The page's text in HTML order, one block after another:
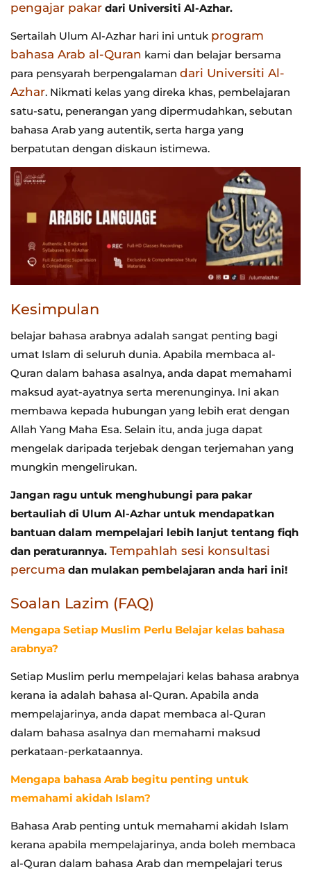
pengajar pakar dari Universiti Al-Azhar.
Sertailah Ulum Al-Azhar hari ini untuk program
bahasa Arab al-Quran kami dan belajar bersama
para pensyarah berpengalaman dari Universiti Al-
Azhar. Nikmati kelas yang direka khas, pembelajaran
satu-satu, penerangan yang dipermudahkan, sebutan
bahasa Arab yang autentik, serta harga yang
berpatutan dengan diskaun istimewa.
Kesimpulan
belajar bahasa arabnya adalah sangat penting bagi
umat Islam di seluruh dunia. Apabila membaca al-
Quran dalam bahasa asalnya, anda dapat memahami
maksud ayat-ayatnya serta merenunginya. Ini akan
membawa kepada hubungan yang lebih erat dengan
Allah Yang Maha Esa. Selain itu, anda juga dapat
mengelak daripada terjebak dengan terjemahan yang
mungkin mengelirukan.
Jangan ragu untuk menghubungi para pakar
bertauliah di Ulum Al-Azhar untuk mendapatkan
bantuan dalam mempelajari lebih lanjut tentang fiqh
dan peraturannya. Tempahlah sesi konsultasi
percuma dan mulakan pembelajaran anda hari ini!
Soalan Lazim (FAQ)
Mengapa Setiap Muslim Perlu Belajar kelas bahasa
arabnya?
Setiap Muslim perlu mempelajari kelas bahasa arabnya
kerana ia adalah bahasa al-Quran. Apabila anda
mempelajarinya, anda dapat membaca al-Quran
dalam bahasa asalnya dan memahami maksud
perkataan-perkataannya.
Mengapa bahasa Arab begitu penting untuk
memahami akidah Islam?
Bahasa Arab penting untuk memahami akidah Islam
kerana apabila mempelajarinya, anda boleh membaca
al-Quran dalam bahasa Arab dan mempelajari terus